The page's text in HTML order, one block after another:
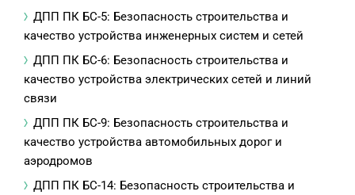
ДПП ПК БС-5: Безопасность строительства и
качество устройства инженерных систем и сетей
ДПП ПК БС-6: Безопасность строительства и
качество устройства электрических сетей и линий
связи
ДПП ПК БС-9: Безопасность строительства и
качество устройства автомобильных дорог и
аэродромов
ДПП ПК БС-14: Безопасность строительства и